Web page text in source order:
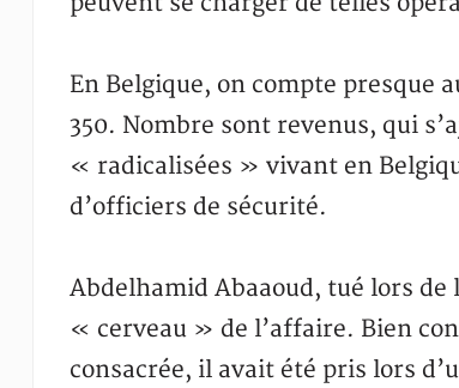
En Belgique, on compte presque
350. Nombre sont revenus, qui
« radicalisées » vivant en
d’officiers de sécurité.
Abdelhamid Abaaoud, tué lors de
« cerveau » de l’affaire. Bien
consacrée, il avait été pris lors